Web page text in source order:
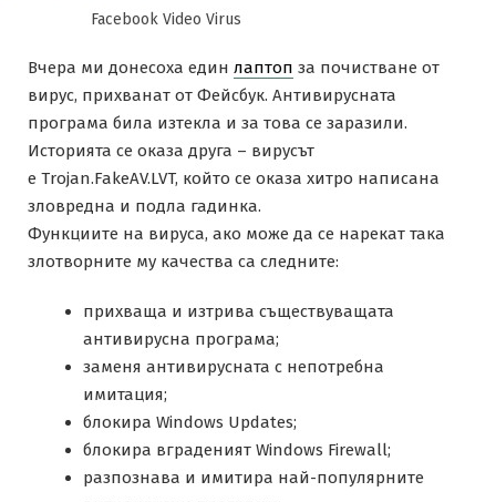
Facebook Video Virus
Вчера ми донесоха един лаптоп за почистване от
вирус, прихванат от Фейсбук. Антивирусната
програма била изтекла и за това се заразили.
Историята се оказа друга – вирусът
е Trojan.FakeAV.LVT, който се оказа хитро написана
зловредна и подла гадинка.
Функциите на вируса, ако може да се нарекат така
злотворните му качества са следните:
прихваща и изтрива съществуващата
антивирусна програма;
заменя антивирусната с непотребна
имитация;
блокира Windows Updates;
блокира вграденият Windows Firewall;
разпознава и имитира най-популярните